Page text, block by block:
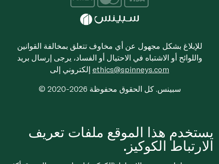
للإبلاغ بشكل مجهول عن أي مخاوف تتعلق بمخالفة القوانين
واللوائح أو الاشتباه في الاحتيال أو الفساد، يرجى إرسال بريد
ethics@spinneys.com
© 2020-2026 سبينس. كل الحقوق محفوظة
يستخدم هذا الموقع ملفات تعريف
الارتباط الكوكيز.